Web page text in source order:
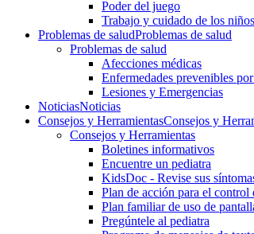
Poder del juego
Trabajo y cuidado de los niños
Problemas de saludProblemas de salud
Problemas de salud
Afecciones médicas
Enfermedades prevenibles
Lesiones y Emergencias
NoticiasNoticias
Consejos y HerramientasConsejos y
Consejos y Herramientas
Boletines informativos
Encuentre un pediatra
KidsDoc - Revise sus
Plan de acción para el control
Plan familiar de uso de
Pregúntele al pediatra